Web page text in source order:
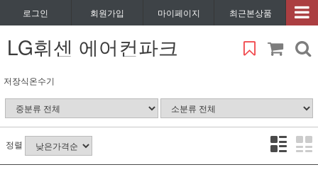
로그인 회원가입 마이페이지 최근본상품
LG휘센 에어컨파크
저장식온수기
정렬